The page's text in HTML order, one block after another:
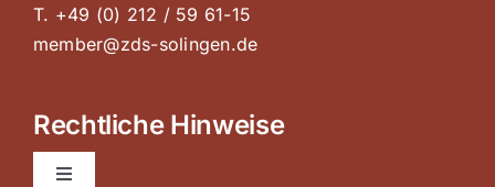
T. +49 (0) 212 / 59 61-15
member@zds-solingen.de
Rechtliche Hinweise